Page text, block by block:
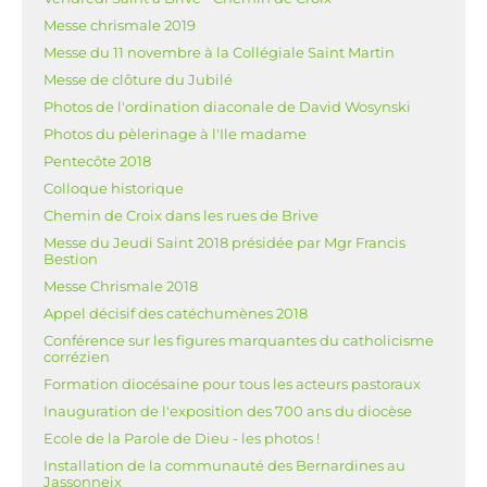
Messe chrismale 2019
Messe du 11 novembre à la Collégiale Saint Martin
Messe de clôture du Jubilé
Photos de l'ordination diaconale de David Wosynski
Photos du pèlerinage à l'Ile madame
Pentecôte 2018
Colloque historique
Chemin de Croix dans les rues de Brive
Messe du Jeudi Saint 2018 présidée par Mgr Francis
Bestion
Messe Chrismale 2018
Appel décisif des catéchumènes 2018
Conférence sur les figures marquantes du catholicisme
corrézien
Formation diocésaine pour tous les acteurs pastoraux
Inauguration de l'exposition des 700 ans du diocèse
Ecole de la Parole de Dieu - les photos !
Installation de la communauté des Bernardines au
Jassonneix